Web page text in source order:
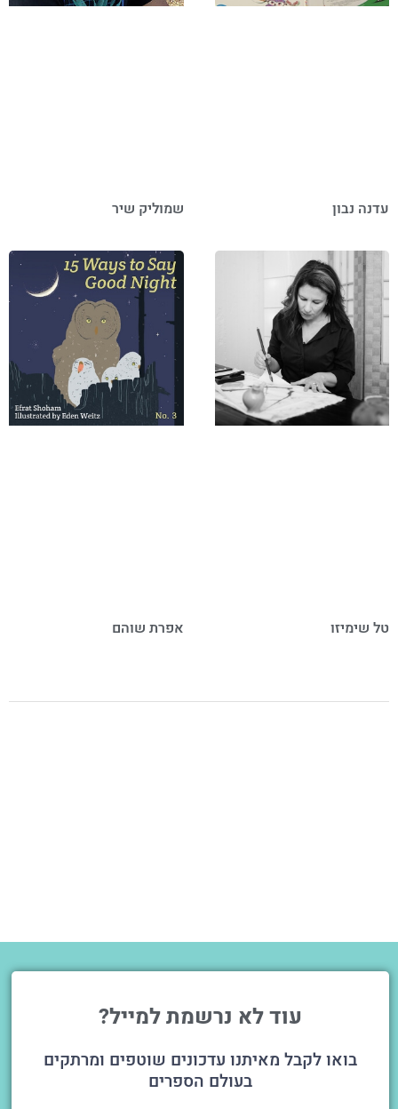
עדנה נבון שמוליק שיר
טל שימיזו אפרת שוהם
עוד לא נרשמת למייל?
בואו לקבל מאיתנו עדכונים שוטפים ומרתקים
בעולם הספרים